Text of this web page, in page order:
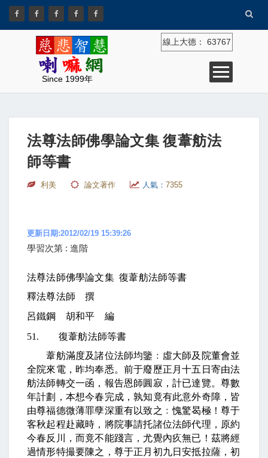
Since 1999年
線上大德： 63767
法尊法師佛學論文集 復葦舫法
師等書
利美 論文著作 人氣： 7355
更新日期:2012/02/19 15:39:26
學習次第 : 進階
法尊法師佛學論文集 復葦舫法師等書
釋法尊法師 撰
呂鐵鋼 胡和平 編
51. 復葦舫法師等書
葦舫滿度及諸位法師均鑒﹕虛大師及院董會並
全院來電，昨均奉悉。前于廢歷正月十五日 寄由法
舫法師轉交一函，報告恩師圓寂，計已達覽。尊數
年計劃，本想今春完成，孰知竟有此意外奇障，皆
由尊福德微薄罪孽深重有以致之﹕愧驚曷極！尊于
客秋起程赴藏時，將院事請托諸位法師代理，原約
今春反川，而竟不能踐言，尤覺內疚無已！茲將經
過情形特撮要陳之，尊于正月初九日安抵拉薩，初